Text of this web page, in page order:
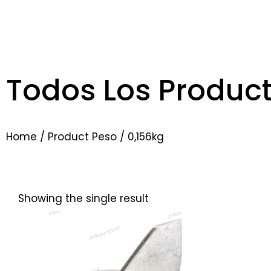
Todos Los
Home / Product Peso / 0,156kg
Showing the single result